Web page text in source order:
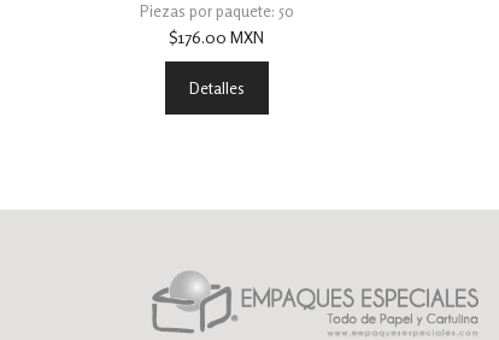
Piezas por paquete: 50
$176.00 MXN
Detalles